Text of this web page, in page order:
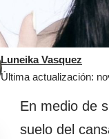
Última actualización:
Luneika Vasquez
En medio de
suelo del